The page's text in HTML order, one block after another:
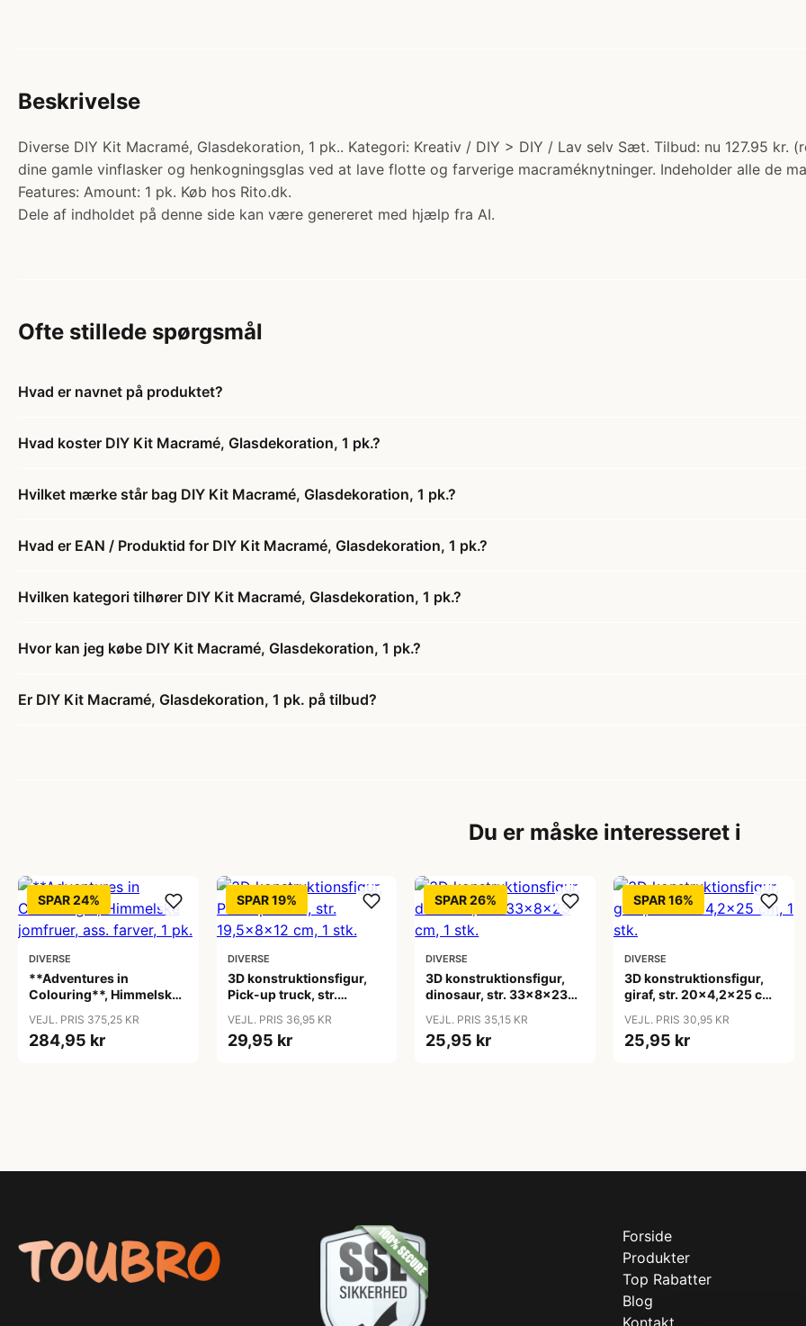
Beskrivelse
Diverse DIY Kit Macramé, Glasdekoration, 1 pk.. Kategori: Kreativ / DIY > DIY / Lav selv Sæt. Tilbud: nu 127.95
dine gamle vinflasker og henkogningsglas ved at lave flotte og farverige macraméknytninger. Indeholder alle de
Features: Amount: 1 pk. Køb hos Rito.dk.
Dele af indholdet på denne side kan være genereret med hjælp fra AI.
Ofte stillede spørgsmål
Hvad er navnet på produktet?
Hvad koster DIY Kit Macramé, Glasdekoration, 1 pk.?
Hvilket mærke står bag DIY Kit Macramé, Glasdekoration, 1 pk.?
Hvad er EAN / Produktid for DIY Kit Macramé, Glasdekoration, 1 pk.?
Hvilken kategori tilhører DIY Kit Macramé, Glasdekoration, 1 pk.?
Hvor kan jeg købe DIY Kit Macramé, Glasdekoration, 1 pk.?
Er DIY Kit Macramé, Glasdekoration, 1 pk. på tilbud?
Du er måske interesseret i
SPAR 24%
DIVERSE
**Adventures in
Colouring**, Himmelske
VEJL. PRIS 375,25 KR
284,95 kr
SPAR 19%
DIVERSE
3D konstruktionsfigur,
Pick-up truck, str.
VEJL. PRIS 36,95 KR
29,95 kr
SPAR 26%
DIVERSE
3D konstruktionsfigur,
dinosaur, str. 33x8x23
VEJL. PRIS 35,15 KR
25,95 kr
SPAR 16%
DIVERSE
3D konstruktionsfigur,
giraf, str. 20x4,2x25 cm,
VEJL. PRIS 30,95 KR
25,95 kr
Forside
Produkter
Top Rabatter
Blog
Kontakt